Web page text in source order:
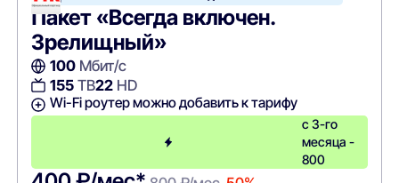
Пакет «Всегда включен.
Зрелищный»
100Мбит/с
155ТВ22HD
Wi-Fi роутер можно добавить к тарифу
с 3-го
месяца -
800